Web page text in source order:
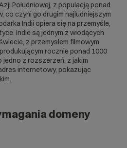
Południowej, z populacją ponad
co czyni go drugim najludniejszym
Indii opiera się na przemyśle,
Indie są jednym z wiodących
z przemysłem filmowym
rocznie ponad 1000
jedno z rozszerzeń, z jakim
internetowy, pokazując
domeny